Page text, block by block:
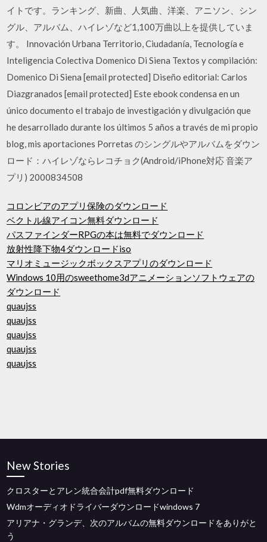
イトです。ランキング、新曲、人気曲、洋楽、アニソン、シン
グル、アルバム、ハイレゾなど1,100万曲以上を提供していま
す。 Innovación Urbana Territorio, Ciudadanía, Tecnología e
Inteligencia Colectiva Domenico Di Siena Textos y compilación:
Domenico Di Siena [email protected] Diseño editorial: Carlos
Diazgranados [email protected] Este ebook condensa en un
único documento el trabajo de investigación y divulgación que
he desarrollado durante los últimos 5 años a través de mi propio
blog, mis aportaciones Porretas のシングルやアルバムをダウン
ロード：ハイレゾならレコチョク(Android/iPhone対応 音楽ア
プリ) 2000834508
コロンビアのアプリ保険のダウンロード
ベクトル線アイコン無料ダウンロード
パスファインダーRPGの本は無料でダウンロード
放射性降下物4ダウンロードiso
マリオミュージックボックスアプリのダウンロード
Windows 10用のsweethome3dアニメーションソフトウェアの
ダウンロード
quaujss
quaujss
quaujss
quaujss
quaujss
New Stories
クロスターとアレン統合会計pdf無料ダウンロード
Wdmオーディオドライバーダウンロードwindows 7
アリアナ・グランデ、次のアルバムの無料ダウンロードをありがと
う